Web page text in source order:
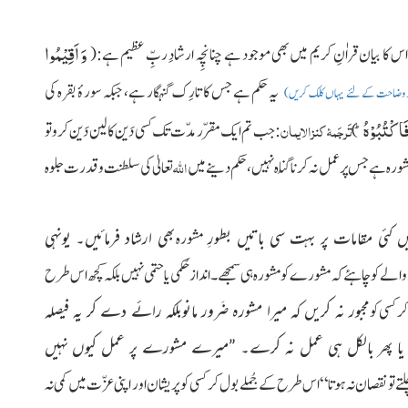
اس کا بیان قراٰنِ کریم میں بھی موجودہے چنانچِہ ارشادِ ربِّ عظیم ہے:(وَ اَقِیْمُوا
کے لئے یہاں کلک کریں) یہ حکم ہے جس کا تارِک گنہگار ہے، جبکہ سورۂ بقرہ کی
)تَرجَمۂ کنز الایمان: جب تم ایک مقرّر مدّت تک کسی دَین کا لین دَین کرو تو
ہے جس پر عمل نہ کرنا گُناہ نہیں، حکم دینےمیںاللہتعالیٰ کی سلطنت و قدرت جلوہ
کئی مقامات پر بہت سی باتیں بطورِمشورہبھی ارشاد فرمائیں۔ یونہی
کو چاہئے کہ مشورے کو مشورہ ہی سمجھے۔ انداز حُکمی یا حتمی نہیں بلکہ کچھ اس طرح
کسی کومجبور نہ کریں کہ میرا مشورہ ضَرور مانوبلکہ رائے دے کر یہ فیصلہ
پھر بالکل ہی عمل نہ کرے۔ ”میرے مشورے پر عمل کیوں نہیں
نقصان نہ ہوتا“ اس طرح کے جُملے بول کر کسی کو پریشان اور اپنی عزّت میں کمی نہ